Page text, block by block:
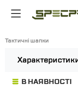
Тактичні шапки
В НАЯВНОСТІ